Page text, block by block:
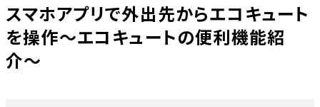
スマホアプリで外出先からエコキュート
を操作〜エコキュートの便利機能紹
介〜